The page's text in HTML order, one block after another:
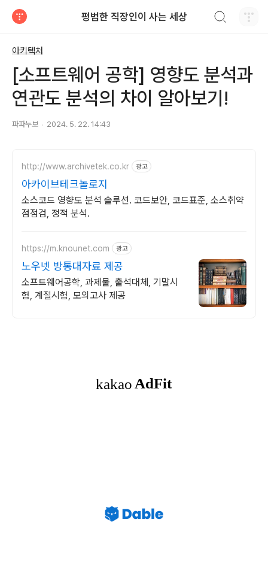
평범한 직장인이 사는 세상
아키텍처
[소프트웨어 공학] 영향도 분석과
연관도 분석의 차이 알아보기!
파파누보 2024. 5. 22. 14:43
http://www.archivetek.co.kr 광고
아카이브테크놀로지
소스코드 영향도 분석 솔루션. 코드보안, 코드표준, 소스취약
점점검, 정적 분석.
https://m.knounet.com 광고
노우넷 방통대자료 제공
소프트웨어공학, 과제물, 출석대체, 기말시
험, 계절시험, 모의고사 제공